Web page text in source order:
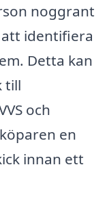
noggrant
identifiera
Detta kan
till
och
en
innan ett